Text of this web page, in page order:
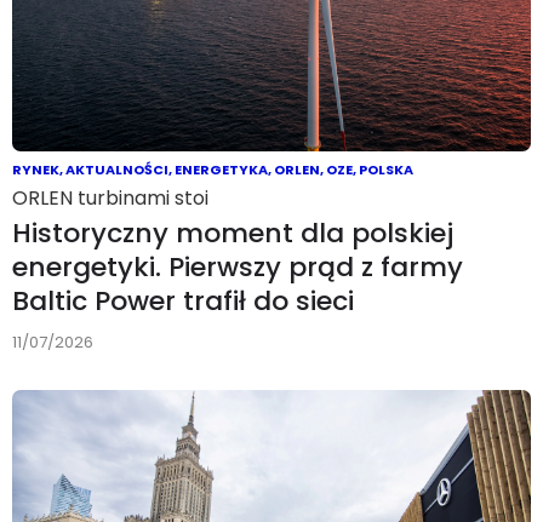
RYNEK,AKTUALNOŚCI,ENERGETYKA,ORLEN,OZE,POLSKA
ORLEN turbinami stoi
Historyczny moment dla polskiej
energetyki. Pierwszy prąd z farmy
Baltic Power trafił do sieci
11/07/2026